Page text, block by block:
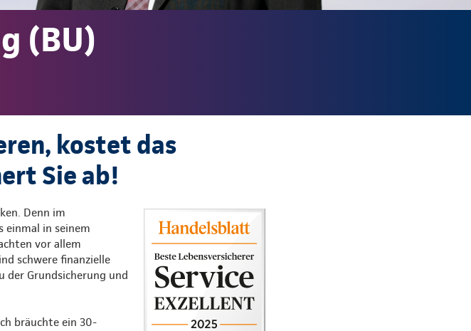
(BU)
kostet das
Sie ab!
Denn im
einmal in seinem
vor allem
schwere finanzielle
der Grundsicherung und
bräuchte ein 30-